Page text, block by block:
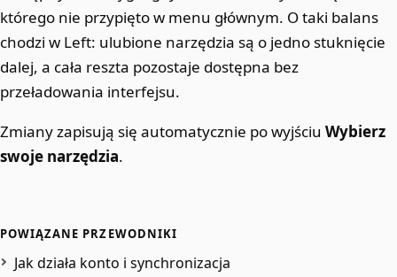
którego nie przypięto w menu głównym. O taki balans
chodzi w Left: ulubione narzędzia są o jedno stuknięcie
dalej, a cała reszta pozostaje dostępna bez
przeładowania interfejsu.
Zmiany zapisują się automatycznie po wyjściu Wybierz
swoje narzędzia.
POWIĄZANE PRZEWODNIKI
Jak działa konto i synchronizacja